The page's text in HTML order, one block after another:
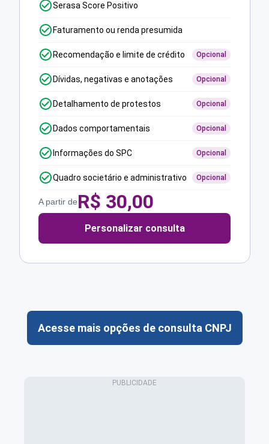
Serasa Score Positivo
Faturamento ou renda presumida
Recomendação e limite de crédito Opcional
Dívidas, negativas e anotações Opcional
Detalhamento de protestos Opcional
Dados comportamentais Opcional
Informações do SPC Opcional
Quadro societário e administrativo Opcional
A partir deR$ 30,00
Personalizar consulta
Acesse mais opções de consulta CNPJ